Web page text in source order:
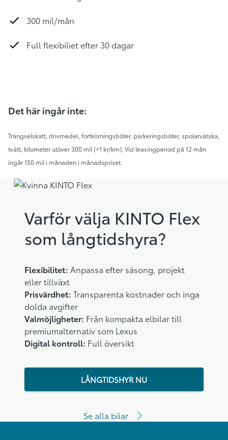
300 mil/mån
Full flexibiliet efter 30 dagar
Det här ingår inte:
Trängselskatt, drivmedel, fortkörningsböter, parkeringsböter, spolarvätska,
tvätt, kilometer utöver 300 mil (+1 kr/km). Vid leasingperiod på 12 mån
ingår 150 mil i månaden i månadspriset.
Varför välja KINTO Flex
som långtidshyra?
Flexibilitet: Anpassa efter säsong, projekt
eller tillväxt
Prisvärdhet: Transparenta kostnader och inga
dolda avgifter
Valmöjligheter: Från kompakta elbilar till
premiumalternativ som Lexus
Digital kontroll: Full översikt
LÅNGTIDSHYR NU
Se alla bilar